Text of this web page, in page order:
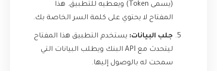
(يسمى Token) ويعطيه للتطبيق. هذا
المفتاح لا يحتوي على كلمة السر الخاصة بك.
جلب البيانات: يستخدم التطبيق هذا المفتاح
ليتحدث مع API البنك ويطلب البيانات التي
سمحت له بالوصول إليها.